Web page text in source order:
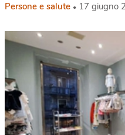
Persone e salute 17 giugno